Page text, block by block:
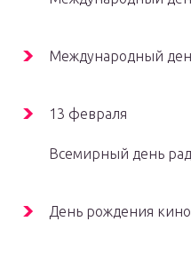
Международный
13 февраля
Всемирный день
День рождения